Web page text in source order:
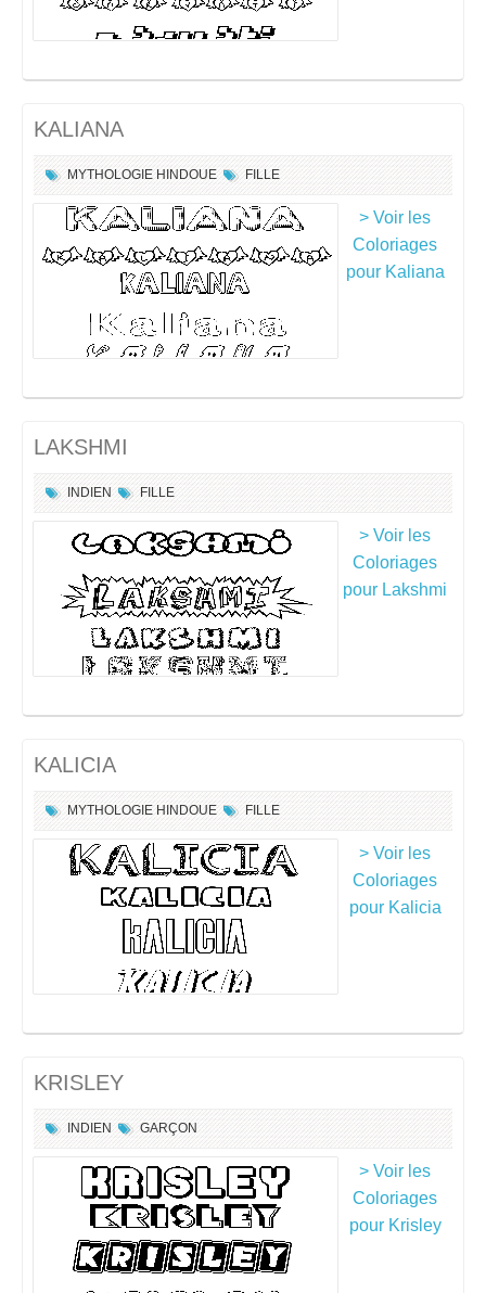
KALIANA
MYTHOLOGIE HINDOUE FILLE
> Voir les
Coloriages
pour Kaliana
LAKSHMI
INDIEN FILLE
> Voir les
Coloriages
pour Lakshmi
KALICIA
MYTHOLOGIE HINDOUE FILLE
> Voir les
Coloriages
pour Kalicia
KRISLEY
INDIEN GARÇON
> Voir les
Coloriages
pour Krisley